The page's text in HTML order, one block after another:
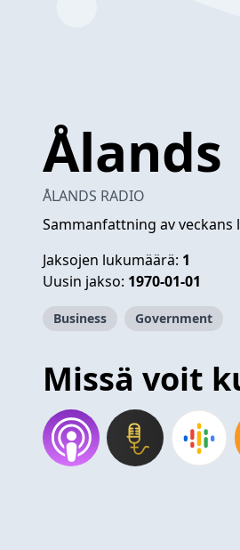
Ålands
ÅLANDS RADIO
Sammanfattning av veckans
Jaksojen lukumäärä: 1
Uusin jakso: 1970-01-01
Business Government
Missä voit